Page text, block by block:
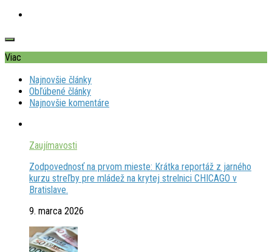
Viac
Najnovšie články
Obľúbené články
Najnovšie komentáre
Zaujímavosti
Zodpovednosť na prvom mieste: Krátka reportáž z jarného
kurzu streľby pre mládež na krytej strelnici CHICAGO v
Bratislave.
9. marca 2026